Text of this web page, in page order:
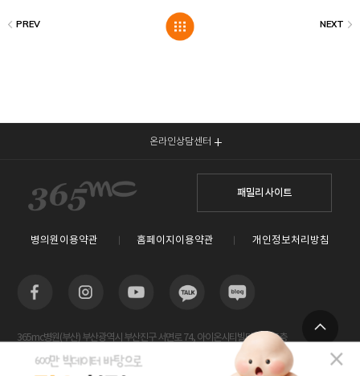
TOP
온라인상담센터
패밀리 사이트
병의원이용약관 홈페이지이용약관 개인정보처리방침
365mc병원(부산) 부산광역시 부산진구 서면로 74, 아이온시티빌딩 13~15층
사업자등록번호 : 605-26-86822 / 박윤찬, 김남철 / 대표전화번호 / 1577-3653